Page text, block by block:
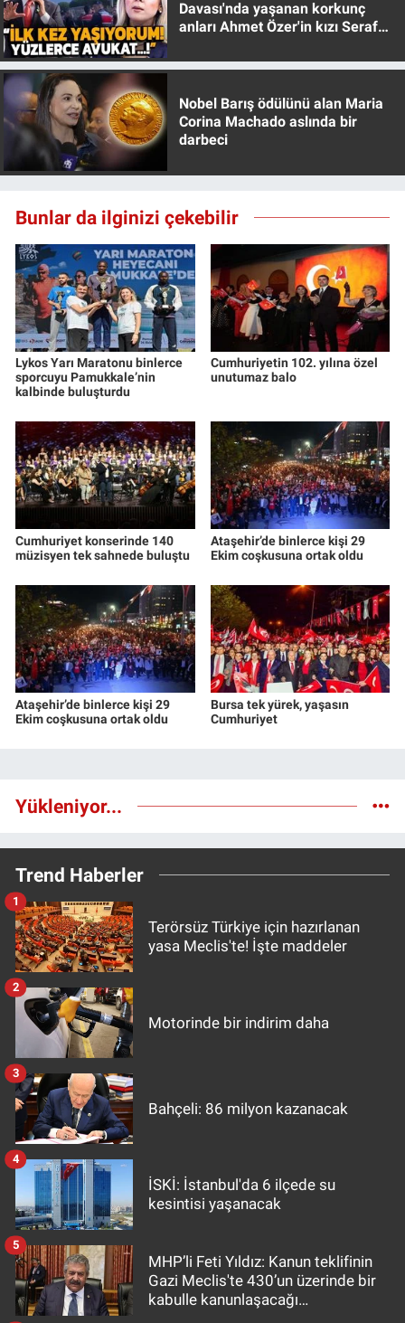
Davası'nda yaşanan korkunç
anları Ahmet Özer'in kızı Seraf
Nobel Barış ödülünü alan Maria
Corina Machado aslında bir
darbeci
Bunlar da ilginizi çekebilir
Lykos Yarı Maratonu binlerce
sporcuyu Pamukkale’nin
kalbinde buluşturdu
Cumhuriyetin 102. yılına özel
unutumaz balo
Cumhuriyet konserinde 140
müzisyen tek sahnede buluştu
Ataşehir’de binlerce kişi 29
Ekim coşkusuna ortak oldu
Ataşehir’de binlerce kişi 29
Ekim coşkusuna ortak oldu
Bursa tek yürek, yaşasın
Cumhuriyet
Yükleniyor...
Trend Haberler
Terörsüz Türkiye için hazırlanan
yasa Meclis'te! İşte maddeler
1
Motorinde bir indirim daha
2
Bahçeli: 86 milyon kazanacak
3
İSKİ: İstanbul'da 6 ilçede su
kesintisi yaşanacak
4
MHP’li Feti Yıldız: Kanun teklifinin
Gazi Meclis'te 430’un üzerinde bir
kabulle kanunlaşacağı
5